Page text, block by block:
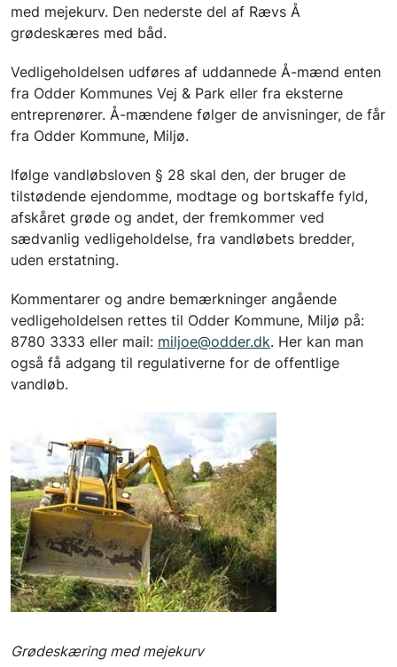
med mejekurv. Den nederste del af Rævs Å
grødeskæres med båd.
Vedligeholdelsen udføres af uddannede Å-mænd enten
fra Odder Kommunes Vej & Park eller fra eksterne
entreprenører. Å-mændene følger de anvisninger, de får
fra Odder Kommune, Miljø.
Ifølge vandløbsloven § 28 skal den, der bruger de
tilstødende ejendomme, modtage og bortskaffe fyld,
afskåret grøde og andet, der fremkommer ved
sædvanlig vedligeholdelse, fra vandløbets bredder,
uden erstatning.
Kommentarer og andre bemærkninger angående
vedligeholdelsen rettes til Odder Kommune, Miljø på:
8780 3333 eller mail: miljoe@odder.dk. Her kan man
også få adgang til regulativerne for de offentlige
vandløb.
Grødeskæring med mejekurv